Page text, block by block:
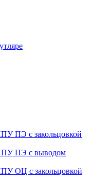
ПЭ с закольцовкой
ПЭ с выводом
ОЦ с закольцовкой